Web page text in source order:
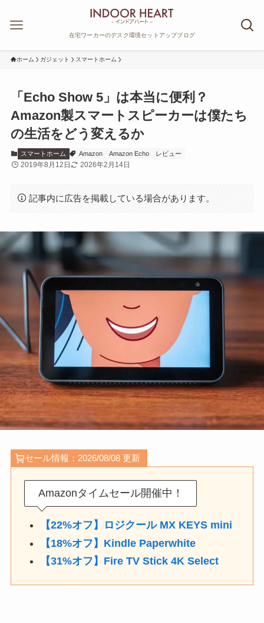
在宅ワーカーのデスク環境セットアップブログ
ホーム ガジェット スマートホーム
「Echo Show 5」は本当に便利？
Amazon製スマートスピーカーは僕たち
の生活をどう変えるか
スマートホーム Amazon Amazon Echo レビュー
2019年8月12日 2026年2月14日
記事内に広告を掲載している場合があります。
セール情報：2026/08/08 更新
Amazonタイムセール開催中！
【22%オフ】ロジクール MX KEYS mini
【18%オフ】Kindle Paperwhite
【31%オフ】Fire TV Stick 4K Select